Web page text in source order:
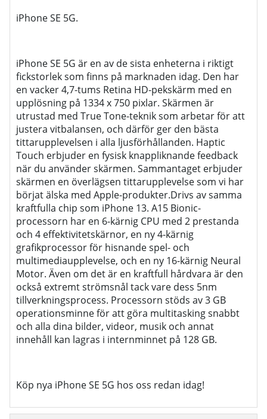
iPhone SE 5G.
iPhone SE 5G är en av de sista enheterna i riktigt
fickstorlek som finns på marknaden idag. Den har
en vacker 4,7-tums Retina HD-pekskärm med en
upplösning på 1334 x 750 pixlar. Skärmen är
utrustad med True Tone-teknik som arbetar för att
justera vitbalansen, och därför ger den bästa
tittarupplevelsen i alla ljusförhållanden. Haptic
Touch erbjuder en fysisk knappliknande feedback
när du använder skärmen. Sammantaget erbjuder
skärmen en överlägsen tittarupplevelse som vi har
börjat älska med Apple-produkter.Drivs av samma
kraftfulla chip som iPhone 13. A15 Bionic-
processorn har en 6-kärnig CPU med 2 prestanda
och 4 effektivitetskärnor, en ny 4-kärnig
grafikprocessor för hisnande spel- och
multimediaupplevelse, och en ny 16-kärnig Neural
Motor. Även om det är en kraftfull hårdvara är den
också extremt strömsnål tack vare dess 5nm
tillverkningsprocess. Processorn stöds av 3 GB
operationsminne för att göra multitasking snabbt
och alla dina bilder, videor, musik och annat
innehåll kan lagras i internminnet på 128 GB.
Köp nya iPhone SE 5G hos oss redan idag!